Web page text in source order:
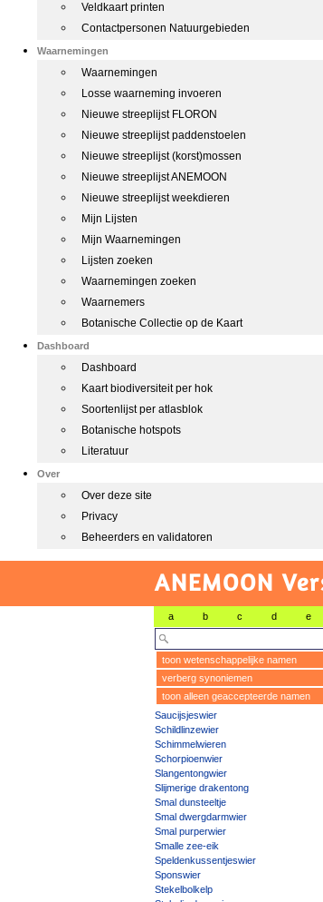
Veldkaart printen
Contactpersonen Natuurgebieden
Waarnemingen
Waarnemingen
Losse waarneming invoeren
Nieuwe streeplijst FLORON
Nieuwe streeplijst paddenstoelen
Nieuwe streeplijst (korst)mossen
Nieuwe streeplijst ANEMOON
Nieuwe streeplijst weekdieren
Mijn Lijsten
Mijn Waarnemingen
Lijsten zoeken
Waarnemingen zoeken
Waarnemers
Botanische Collectie op de Kaart
Dashboard
Dashboard
Kaart biodiversiteit per hok
Soortenlijst per atlasblok
Botanische hotspots
Literatuur
Over
Over deze site
Privacy
Beheerders en validatoren
ANEMOON
a b c d e
toon wetenschappelijke namen
verberg synoniemen
toon alleen geaccepteerde namen
Saucijsjeswier
Schildlinzewier
Schimmelwieren
Schorpioenwier
Slangentongwier
Slijmerige drakentong
Smal dunsteeltje
Smal dwergdarmwier
Smal purperwier
Smalle zee-eik
Speldenkussentjeswier
Sponswier
Stekelbolkelp